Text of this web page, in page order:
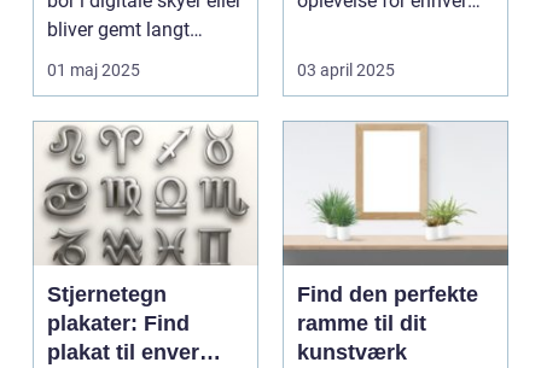
bliver gemt langt
væk...
01 maj 2025
ikke ...
03 april 2025
Stjernetegn
plakater: Find
plakat til enver
Find den perfekte
ramme til dit
kunstværk